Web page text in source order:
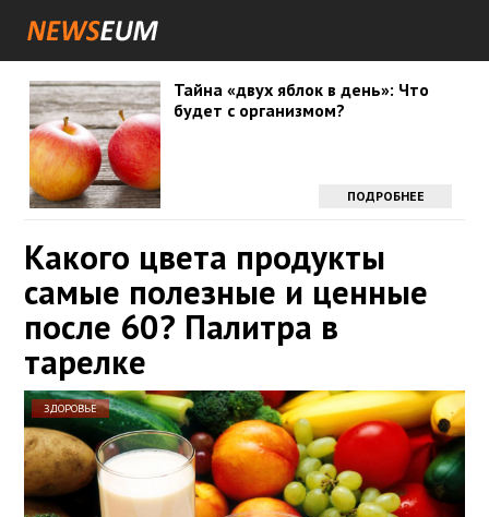
Тайна «двух яблок в день»: Что
будет с организмом?
ПОДРОБНЕЕ
Какого цвета продукты
самые полезные и ценные
после 60? Палитра в
тарелке
ЗДОРОВЬЕ